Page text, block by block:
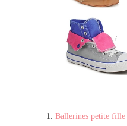
1. Ballerines petite fille